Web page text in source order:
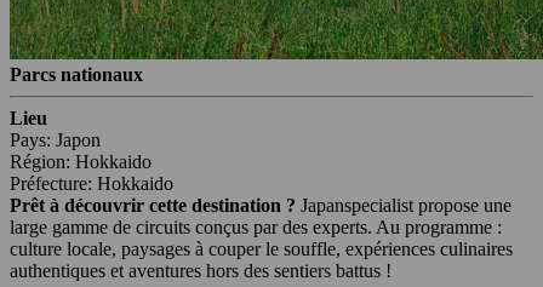
Parcs nationaux
Lieu
Pays: Japon
Région: Hokkaido
Préfecture: Hokkaido
Prêt à découvrir cette destination ? Japanspecialist propose une
large gamme de circuits conçus par des experts. Au programme :
culture locale, paysages à couper le souffle, expériences culinaires
authentiques et aventures hors des sentiers battus !